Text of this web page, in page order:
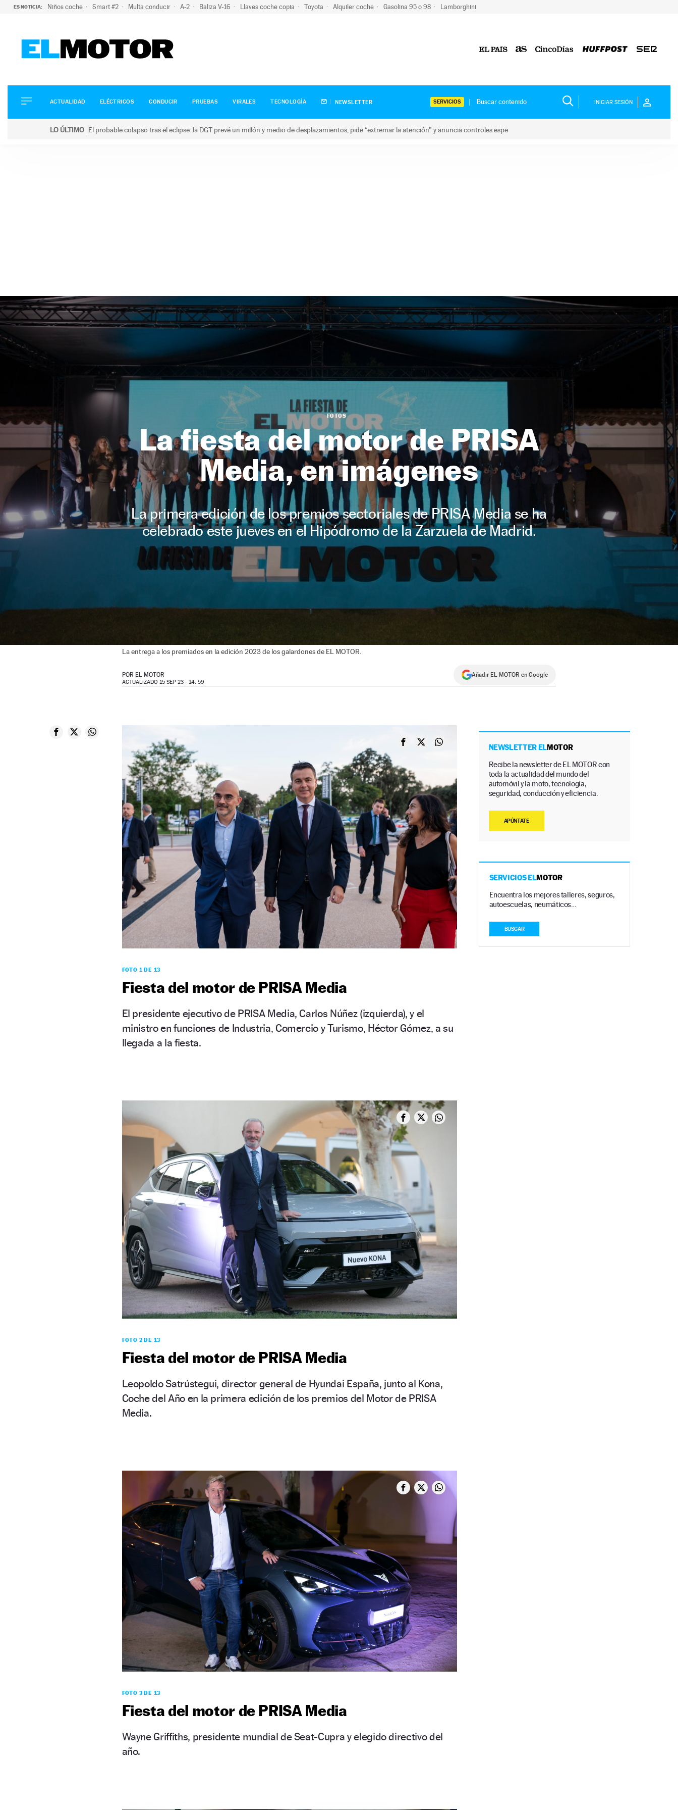
ES NOTICIA: Niños coche Smart #2 Multa conducir A-2 Baliza V-16 Llaves coche copia Toyota Alquiler coche Gasolina 95 o 98 Lamborghini
ELÉCTRICOS
CONDUCIR
ACTUALIDAD ELÉCTRICOS CONDUCIR PRUEBAS VIRALES TECNOLOGÍA NEWSLETTER SERVICIOS INICIAR SESIÓN
LO ÚLTIMO El probable colapso tras el eclipse: la DGT prevé un millón y medio de desplazamientos, pide “extremar la atención” y anuncia controles espe
FOTOS
La fiesta del motor de PRISA
Media, en imágenes
La primera edición de los premios sectoriales de PRISA Media se ha
celebrado este jueves en el Hipódromo de la Zarzuela de Madrid.
La entrega a los premiados en la edición 2023 de los galardones de EL MOTOR.
POR EL MOTOR
ACTUALIZADO 15 SEP 23 - 14: 59
Añadir EL MOTOR en Google
FOTO 1 DE 13
Fiesta del motor de PRISA Media
El presidente ejecutivo de PRISA Media, Carlos Núñez (izquierda), y el
ministro en funciones de Industria, Comercio y Turismo, Héctor Gómez, a su
llegada a la fiesta.
FOTO 2 DE 13
Fiesta del motor de PRISA Media
Leopoldo Satrústegui, director general de Hyundai España, junto al Kona,
Coche del Año en la primera edición de los premios del Motor de PRISA
Media.
FOTO 3 DE 13
Fiesta del motor de PRISA Media
Wayne Griffiths, presidente mundial de Seat-Cupra y elegido directivo del
año.
NEWSLETTER ELMOTOR
Recibe la newsletter de EL MOTOR con
toda la actualidad del mundo del
automóvil y la moto, tecnología,
seguridad, conducción y eficiencia.
APÚNTATE
SERVICIOS ELMOTOR
Encuentra los mejores talleres, seguros,
autoescuelas, neumáticos…
BUSCAR